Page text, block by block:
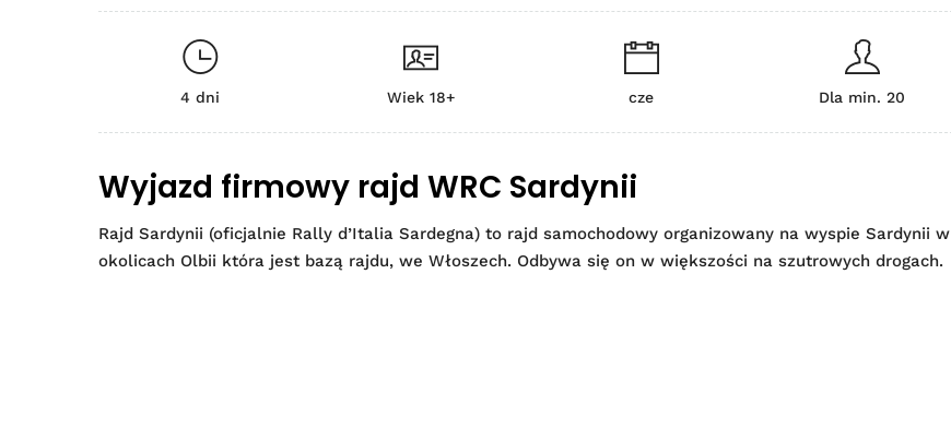
4 dni Wiek 18+ cze Dla min. 20
Wyjazd firmowy rajd WRC Sardynii
Rajd Sardynii (oficjalnie Rally d’Italia Sardegna) to rajd samochodowy organizowany na wyspie Sardynii w
okolicach Olbii która jest bazą rajdu, we Włoszech. Odbywa się on w większości na szutrowych drogach.